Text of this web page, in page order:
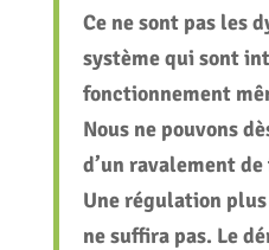
Ce ne sont pas les
système qui sont
fonctionnement
Nous ne pouvons
d’un ravalement de
Une régulation
ne suffira pas. Le